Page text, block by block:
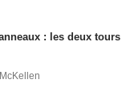
: les deux tours